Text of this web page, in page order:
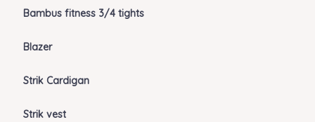
Bambus fitness 3/4 tights
Blazer
Strik Cardigan
Strik vest